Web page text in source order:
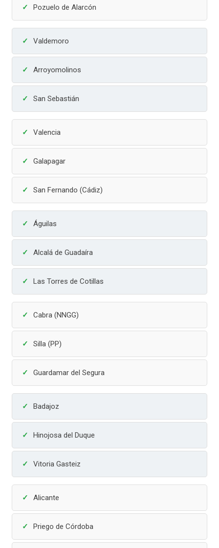
Pozuelo de Alarcón
Valdemoro
Arroyomolinos
San Sebastián
Valencia
Galapagar
San Fernando (Cádiz)
Águilas
Alcalá de Guadaíra
Las Torres de Cotillas
Cabra (NNGG)
Silla (PP)
Guardamar del Segura
Badajoz
Hinojosa del Duque
Vitoria Gasteiz
Alicante
Priego de Córdoba